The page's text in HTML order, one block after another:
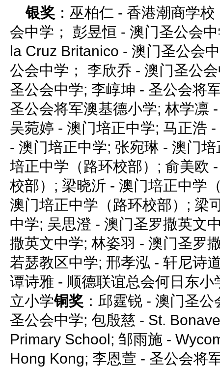
银奖 ：巫柏仁 - 香港潮商学
会中学； 彭昱恒 - 澳门圣公会
la Cruz Britanico - 澳门圣公会
公会中学； 李欣乔 - 澳门圣公
圣公会中学; 李崞坤 - 圣公会将
圣公会将军澳基德小学; 林学凛
吴菀婷 - 澳门培正中学; 马正浩
- 澳门培正中学; 张宛琳 - 澳门
培正中学（路环校部）; 俞美欧
校部）; 梁晓沂 - 澳门培正中学
澳门培正中学（路环校部）; 梁
中学; 吴思澄 - 澳门圣罗撒英文
撒英文中学; 林姿羽 - 澳门圣罗
若瑟教区中学; 邢孝泓 - 轩尼诗
谭诗雅 - 顺德联谊总会何日东
立小学铜奖 ：邱霆锐 - 澳门圣
圣公会中学; 包殷慈 - St.
Primary School; 邹雨施 -
Hong Kong; 李恩萱 - 圣公会将